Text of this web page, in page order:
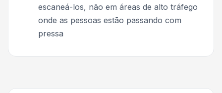
escaneá-los, não em áreas de alto tráfego
onde as pessoas estão passando com
pressa